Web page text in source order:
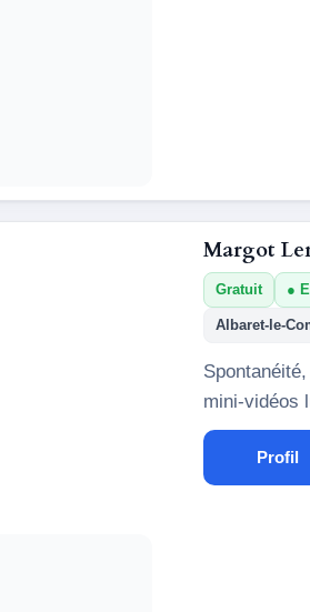
Margot
Gratuit
Albaret-le-
mini-vidéos
Profil